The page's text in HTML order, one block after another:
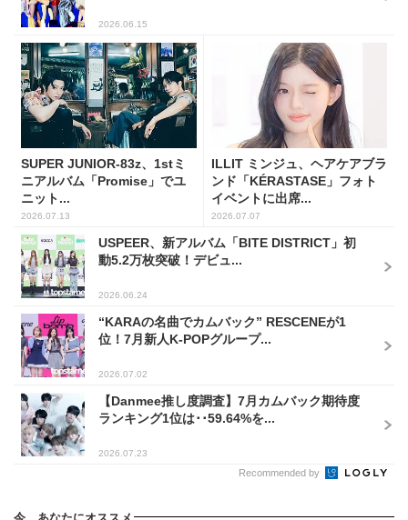
2026.06.15
SUPER JUNIOR-83z、1stミ
ニアルバム「Promise」でユ
ニット...
2026.07.13
ILLIT ミンジュ、ヘアケアブラ
ンド「KÉRASTASE」フォト
イベントに出席...
2026.07.07
USPEER、新アルバム「BITE DISTRICT」初
動5.2万枚突破！デビュ...
2026.06.24
“KARAの名曲でカムバック” RESCENEが1
位！7月新人K-POPグループ...
2026.07.02
【Danmee推し度調査】7月カムバック期待度
ランキング1位は･･59.64%を...
2026.07.23
Recommended by